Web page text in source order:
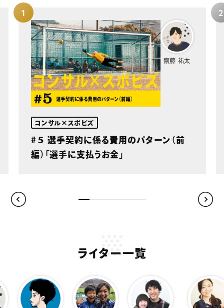
齋藤 祐太
コンサル×スポビズ
#５ 選手契約に係る費用のパターン（前
編）「選手に支払うお金」
ライター一覧